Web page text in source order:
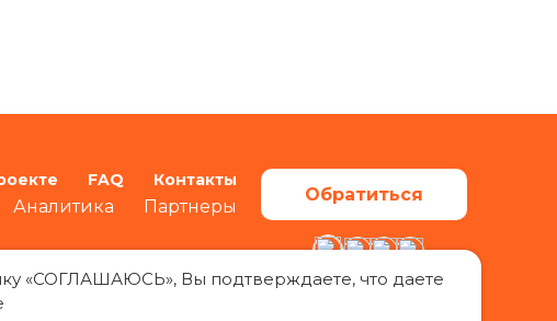
Аналитика Партнеры
FAQ Контакты
Обратиться
«СОГЛАШАЮСЬ», Вы подтверждаете, что даете